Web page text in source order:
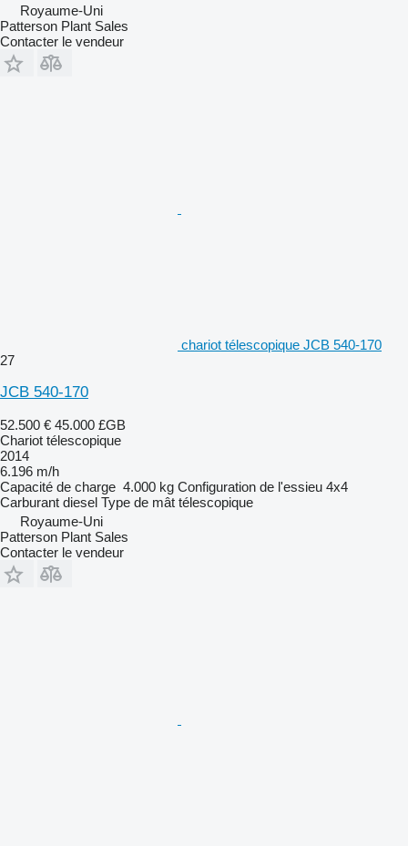
Royaume-Uni
Patterson Plant Sales
Contacter le vendeur
chariot télescopique JCB 540-170
27
JCB 540-170
52.500 € 45.000 £GB
Chariot télescopique
2014
6.196 m/h
Capacité de charge 4.000 kg Configuration de l'essieu 4x4
Carburant diesel Type de mât télescopique
Royaume-Uni
Patterson Plant Sales
Contacter le vendeur